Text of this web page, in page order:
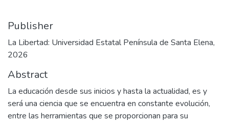
Publisher
La Libertad: Universidad Estatal Península de Santa Elena,
2026
Abstract
La educación desde sus inicios y hasta la actualidad, es y
será una ciencia que se encuentra en constante evolución,
entre las herramientas que se proporcionan para su